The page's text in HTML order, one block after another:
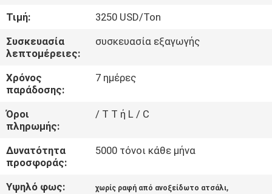
ΕΛΆΤΕ
ΣΕ
ΕΠΑΦΉ
ΜΕ
ΕΙΔΉΣΕΙΣ
ΠΕΡΙΠΤΏΣΕΙΣ
Τιμή:
3250 USD/Ton
Συσκευασία
λεπτομέρειες:
συσκευασία εξαγωγής
Χρόνος
παράδοσης:
7 ημέρες
Όροι
πληρωμής:
/ T T ή L / C
Δυνατότητα
προσφοράς:
5000 τόνοι κάθε μήνα
Υψηλό φως: χωρίς ραφή από ανοξείδωτο ατσάλι,